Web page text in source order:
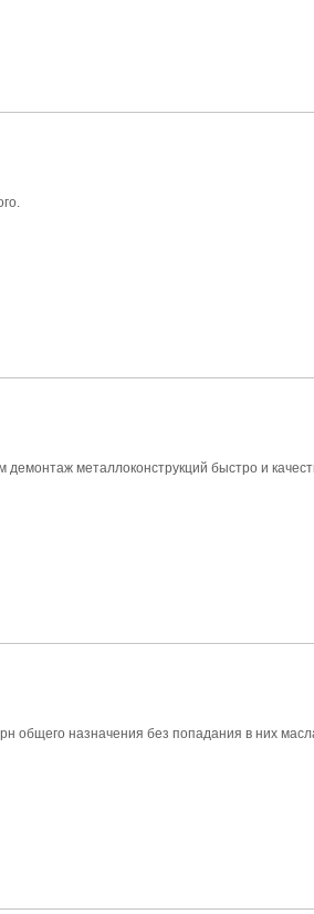
металлоконструкций быстро и
общего назначения без попадания в них